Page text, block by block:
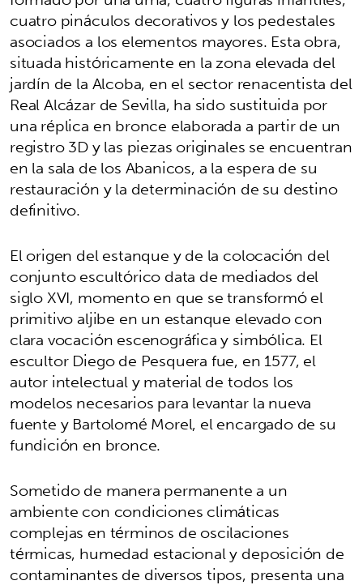
cuatro pináculos decorativos y los pedestales
asociados a los elementos mayores. Esta obra,
situada históricamente en la zona elevada del
jardín de la Alcoba, en el sector renacentista del
Real Alcázar de Sevilla, ha sido sustituida por
una réplica en bronce elaborada a partir de un
registro 3D y las piezas originales se encuentran
en la sala de los Abanicos, a la espera de su
restauración y la determinación de su destino
definitivo.
El origen del estanque y de la colocación del
conjunto escultórico data de mediados del
siglo XVI, momento en que se transformó el
primitivo aljibe en un estanque elevado con
clara vocación escenográfica y simbólica. El
escultor Diego de Pesquera fue, en 1577, el
autor intelectual y material de todos los
modelos necesarios para levantar la nueva
fuente y Bartolomé Morel, el encargado de su
fundición en bronce.
Sometido de manera permanente a un
ambiente con condiciones climáticas
complejas en términos de oscilaciones
térmicas, humedad estacional y deposición de
contaminantes de diversos tipos, presenta una